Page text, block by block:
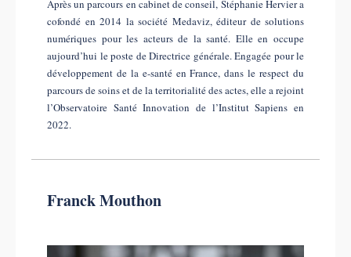
Après un parcours en cabinet de conseil, Stéphanie Hervier a
cofondé en 2014 la société Medaviz, éditeur de solutions
numériques pour les acteurs de la santé. Elle en occupe
aujourd’hui le poste de Directrice générale. Engagée pour le
développement de la e-santé en France, dans le respect du
parcours de soins et de la territorialité des actes, elle a rejoint
l’Observatoire Santé Innovation de l’Institut Sapiens en
2022.
Franck Mouthon